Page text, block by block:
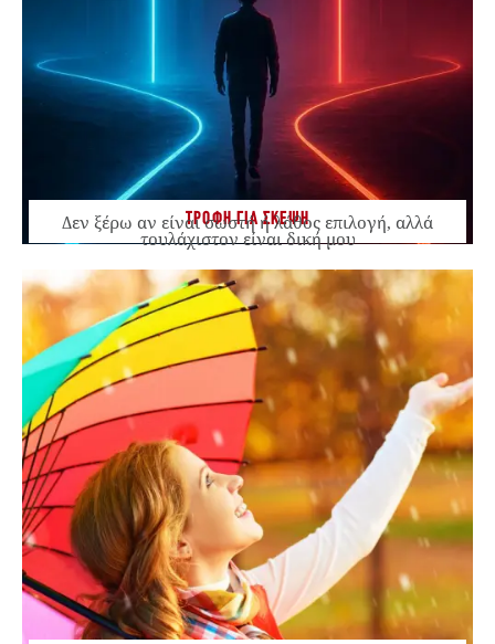
ΤΡΟΦΗ ΓΙΑ ΣΚΕΨΗ
Δεν ξέρω αν είναι σωστή ή λάθος επιλογή, αλλά
τουλάχιστον είναι δική μου